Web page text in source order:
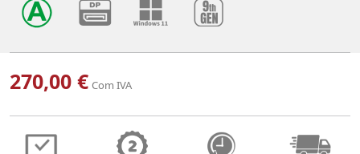
270,00 € Com IVA